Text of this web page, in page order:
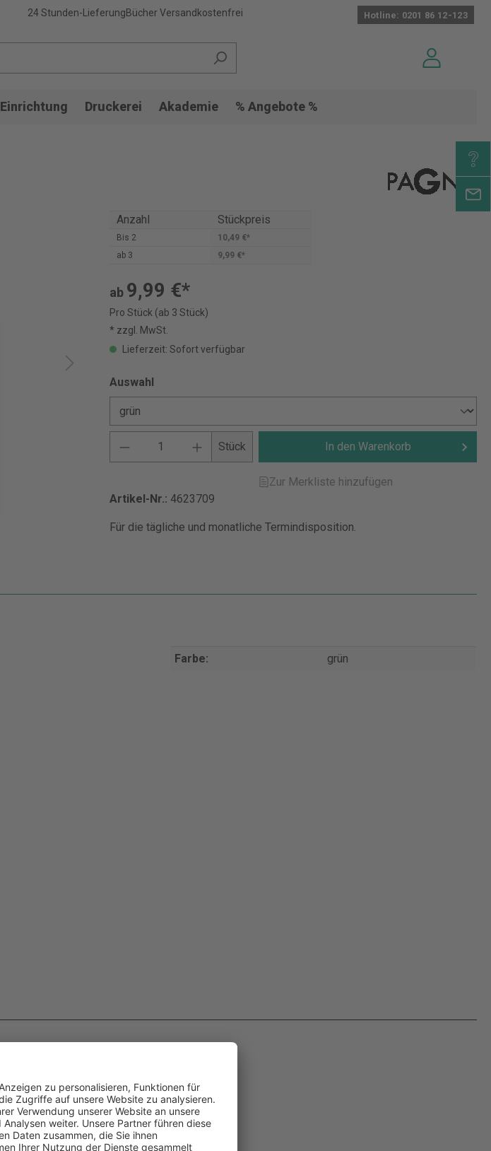
24 Stunden-LieferungBücher Versandkostenfrei Hotline: 0201 86 12-123
Einrichtung Druckerei Akademie % Angebote %
Anzahl Stückpreis
Bis 2
10,49 €*
ab 3 9,99 €*
ab 9,99 €*
Pro Stück (ab 3 Stück)
* zzgl. MwSt.
Lieferzeit: Sofort verfügbar
Auswahl
Stück In den Warenkorb
Zur Merkliste hinzufügen
Artikel-Nr.: 4623709
Für die tägliche und monatliche Termindisposition.
Farbe: grün